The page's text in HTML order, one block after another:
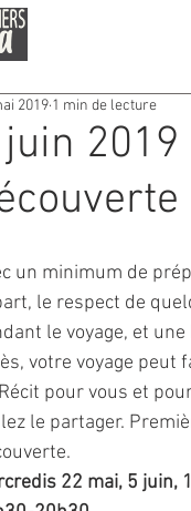
2019 1 min de lecture
un minimum de
le respect de
le voyage, et
votre voyage peut
pour vous et
le partager.
22 mai, 5 juin,